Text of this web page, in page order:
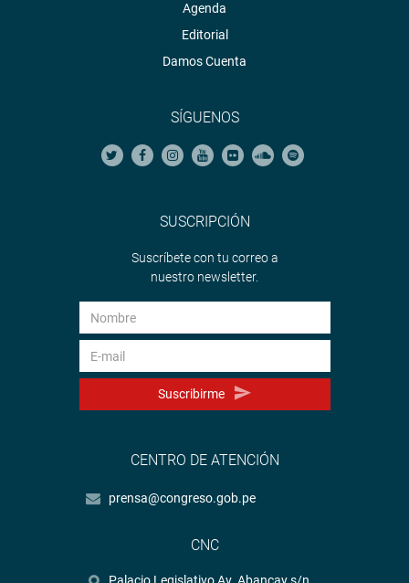
Agenda
Editorial
Damos Cuenta
SÍGUENOS
SUSCRIPCIÓN
Suscríbete con tu correo a
nuestro newsletter.
Suscribirme
CENTRO DE ATENCIÓN
prensa@congreso.gob.pe
CNC